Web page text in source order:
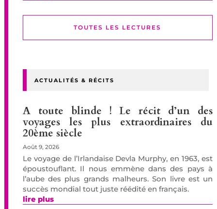
TOUTES LES LECTURES
ACTUALITÉS & RÉCITS
A toute blinde ! Le récit d’un des
voyages les plus extraordinaires du
20ème siècle
Août 9, 2026
Le voyage de l’Irlandaise Devla Murphy, en 1963, est
époustouflant. Il nous emmène dans des pays à
l’aube des plus grands malheurs. Son livre est un
succès mondial tout juste réédité en français.
lire plus